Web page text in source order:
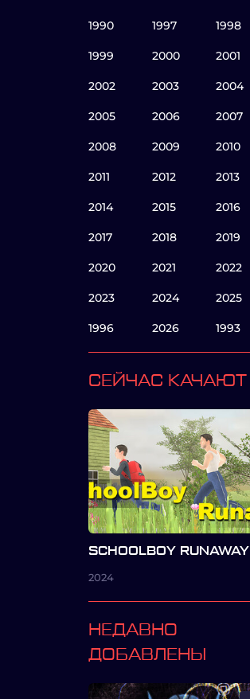
1990 1997 1998
1999 2000 2001
2002 2003 2004
2005 2006 2007
2008 2009 2010
2011 2012 2013
2014 2015 2016
2017 2018 2019
2020 2021 2022
2023 2024 2025
1996 2026 1993
СЕЙЧАС КАЧАЮТ
SCHOOLBOY RUNAWAY
2024
НЕДАВНО
ДОБАВЛЕНЫ